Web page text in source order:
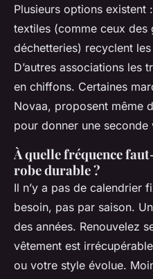
Plusieurs options
textiles (comme ceux des
déchetteries) recyclent
D’autres associations les
en chiffons. Certaines
Novaa, proposent même
pour donner une
À quelle fréquence
robe durable ?
Il n’y a pas de calendrier
besoin, pas par saison.
des années. Renouvelez
vêtement est
ou votre style évolue.